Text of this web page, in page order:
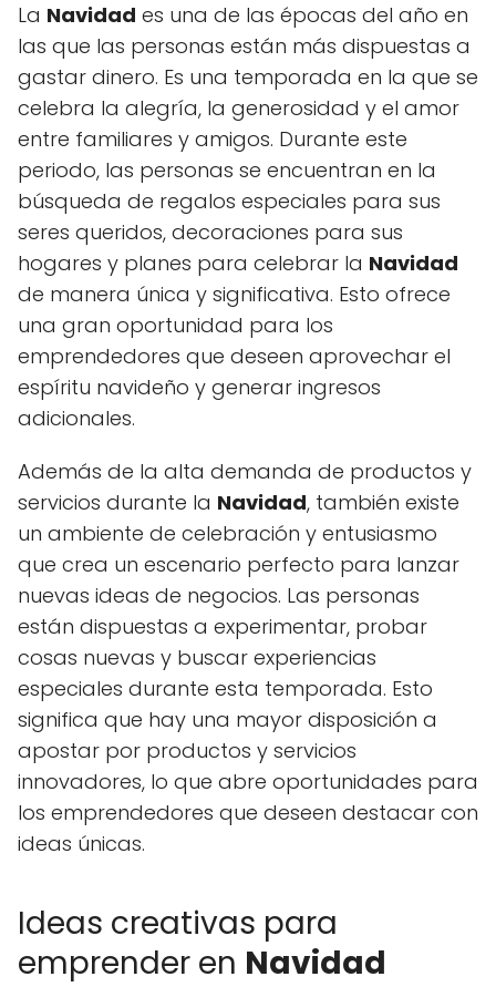
La Navidad es una de las épocas del año en
las que las personas están más dispuestas a
gastar dinero. Es una temporada en la que se
celebra la alegría, la generosidad y el amor
entre familiares y amigos. Durante este
periodo, las personas se encuentran en la
búsqueda de regalos especiales para sus
seres queridos, decoraciones para sus
hogares y planes para celebrar la Navidad
de manera única y significativa. Esto ofrece
una gran oportunidad para los
emprendedores que deseen aprovechar el
espíritu navideño y generar ingresos
adicionales.
Además de la alta demanda de productos y
servicios durante la Navidad, también existe
un ambiente de celebración y entusiasmo
que crea un escenario perfecto para lanzar
nuevas ideas de negocios. Las personas
están dispuestas a experimentar, probar
cosas nuevas y buscar experiencias
especiales durante esta temporada. Esto
significa que hay una mayor disposición a
apostar por productos y servicios
innovadores, lo que abre oportunidades para
los emprendedores que deseen destacar con
ideas únicas.
Ideas creativas para
emprender en Navidad